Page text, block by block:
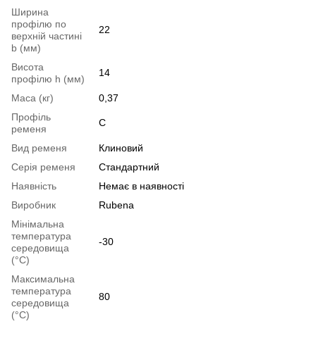
Ширина
профілю по
верхній частині
b (мм)
22
Висота
профілю h (мм)
14
Маса (кг)
0,37
Профіль
ременя
C
Вид ременя
Клиновий
Серія ременя
Стандартний
Наявність
Немає в наявності
Виробник
Rubena
Мінімальна
температура
середовища
(°C)
-30
Максимальна
температура
середовища
(°C)
80